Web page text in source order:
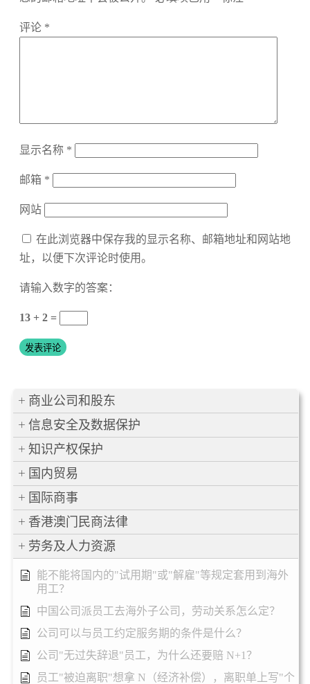
评论 *
显示名称 *
邮箱 *
网站
在此浏览器中保存我的显示名称、邮箱地址和网站地
址，以便下次评论时使用。
请输入数字的答案：
13 + 2 =
商业公司和股东
信息安全及数据保护
知识产权保护
国内贸易
国际商事
香港澳门民商法律
劳务及人力资源
能不能将国内的"试用期"或"解雇"等规定套用到海外
用工？
中国公司派员工去海外子公司，劳动关系怎么定？
公司可以与员工约定服务期的条件是什么？
公司"无过失辞退"员工，为什么还要赔 N+1？
员工"被迫离职"想拿 N（经济补偿），离职单上写"个